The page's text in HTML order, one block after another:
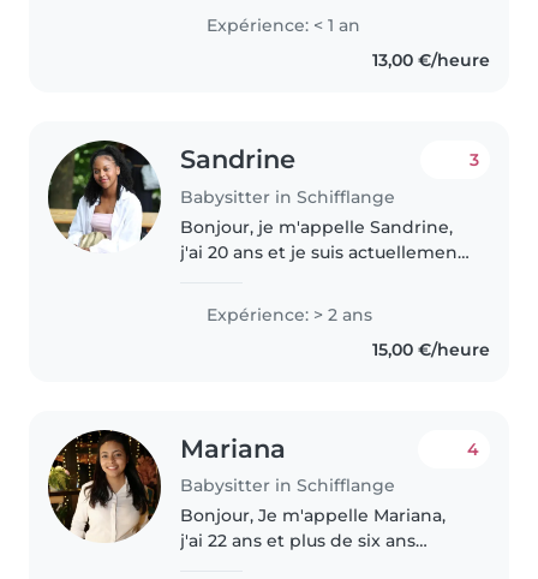
and enthusiastic teenager who
loves working with children. I
have experience working..
Expérience: < 1 an
13,00 €/heure
Sandrine
Babysitter in Schifflange
3
Bonjour, je m'appelle Sandrine,
j'ai 20 ans et je suis actuellement
par le monde de l'enfance, je
souhaite me spécialiser..
Expérience: > 2 ans
15,00 €/heure
Mariana
Babysitter in Schifflange
4
Bonjour, Je m'appelle Mariana,
j'ai 22 ans et plus de six ans